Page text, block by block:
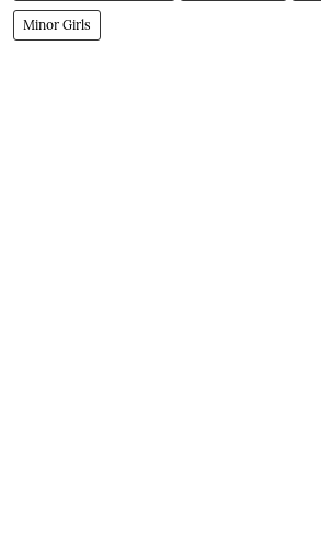
Minor Girls